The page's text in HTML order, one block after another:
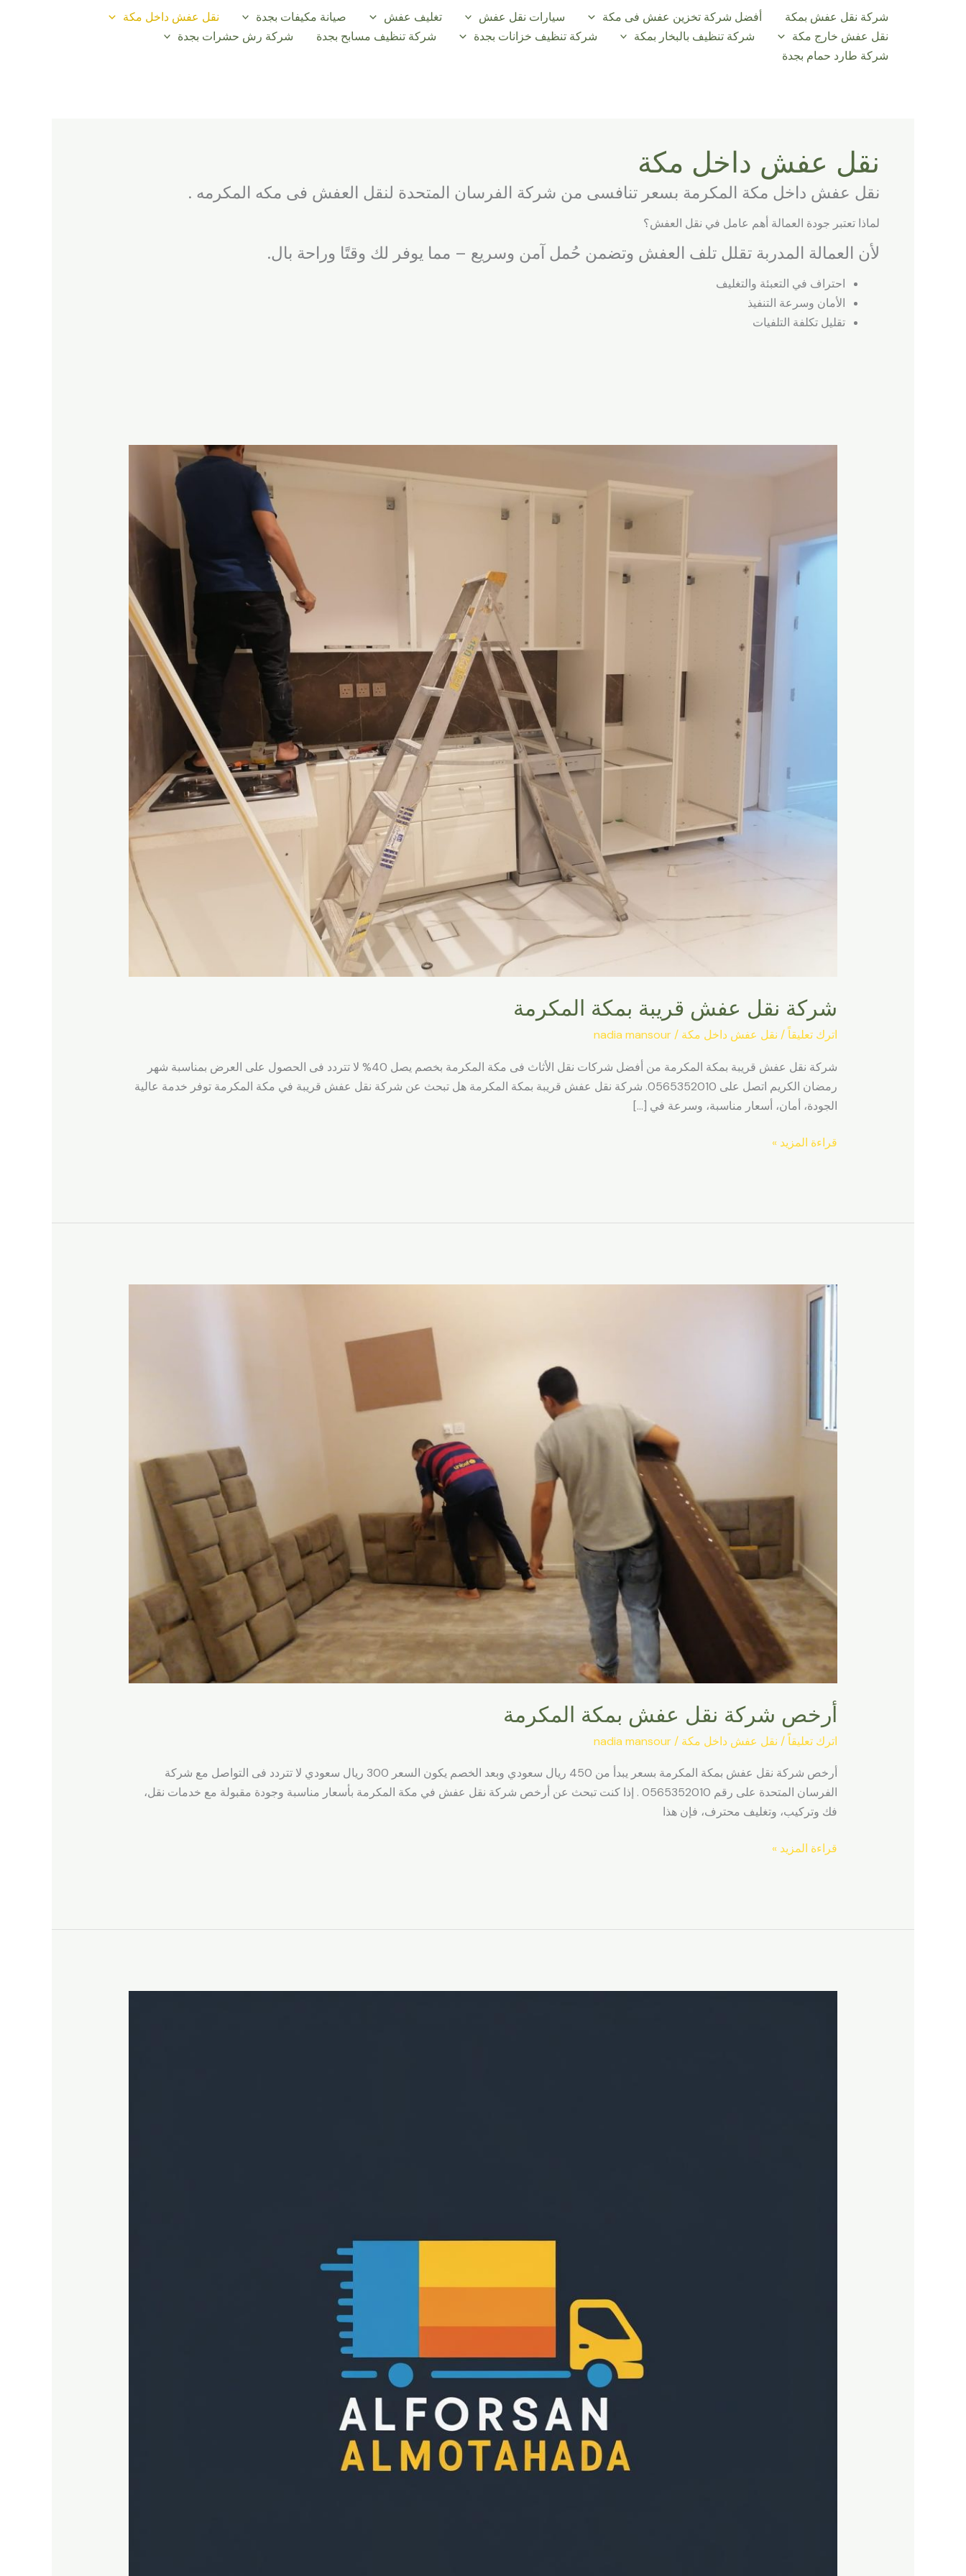
شركة نقل عفش بمكة أفضل شركة تخزين عفش فى مكة سيارات نقل عفش تغليف عفش صيانة مكيفات بجدة
نقل عفش داخل مكة
نقل عفش خارج مكة
شركة تنظيف بالبخار بمكة شركة تنظيف خزانات بجدة شركة تنظيف مسابح بجدة
شركة رش حشرات بجدة
شركة طارد حمام بجدة
نقل عفش داخل مكة
نقل عفش داخل مكة المكرمة بسعر تنافسى من شركة الفرسان المتحدة لنقل العفش فى مكه المكرمه .
لماذا تعتبر جودة العمالة أهم عامل في نقل العفش؟
لأن العمالة المدربة تقلل تلف العفش وتضمن حُمل آمن وسريع – مما يوفر لك وقتًا وراحة بال.
احتراف في التعبئة والتغليف
الأمان وسرعة التنفيذ
تقليل تكلفة التلفيات
شركة نقل عفش قريبة بمكة المكرمة
اترك تعليقاً / نقل عفش داخل مكة /
nadia mansour
شركة نقل عفش قريبة بمكة المكرمة من أفضل شركات نقل الأثاث فى مكة المكرمة بخصم يصل 40% لا تتردد فى الحصول على العرض بمناسبة شهر
رمضان الكريم اتصل على 0565352010. شركة نقل عفش قريبة بمكة المكرمة هل تبحث عن شركة نقل عفش قريبة في مكة المكرمة توفر خدمة عالية
الجودة، أمان، أسعار مناسبة، وسرعة في […]
بمكة
المكرمة
قراءة المزيد »
أرخص شركة نقل عفش بمكة المكرمة
اترك تعليقاً / نقل عفش داخل مكة /
nadia mansour
أرخص شركة نقل عفش بمكة المكرمة بسعر يبدأ من 450 ريال سعودي وبعد الخصم يكون السعر 300 ريال سعودي لا تتردد فى التواصل مع شركة
الفرسان المتحدة على رقم 0565352010 . إذا كنت تبحث عن أرخص شركة نقل عفش في مكة المكرمة بأسعار مناسبة وجودة مقبولة مع خدمات نقل،
فك وتركيب، وتغليف محترف، فإن هذا
أرخص
عفش
بمكة
قراءة المزيد »